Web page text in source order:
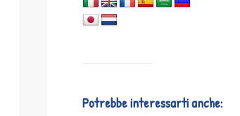
Potrebbe interessarti anche: